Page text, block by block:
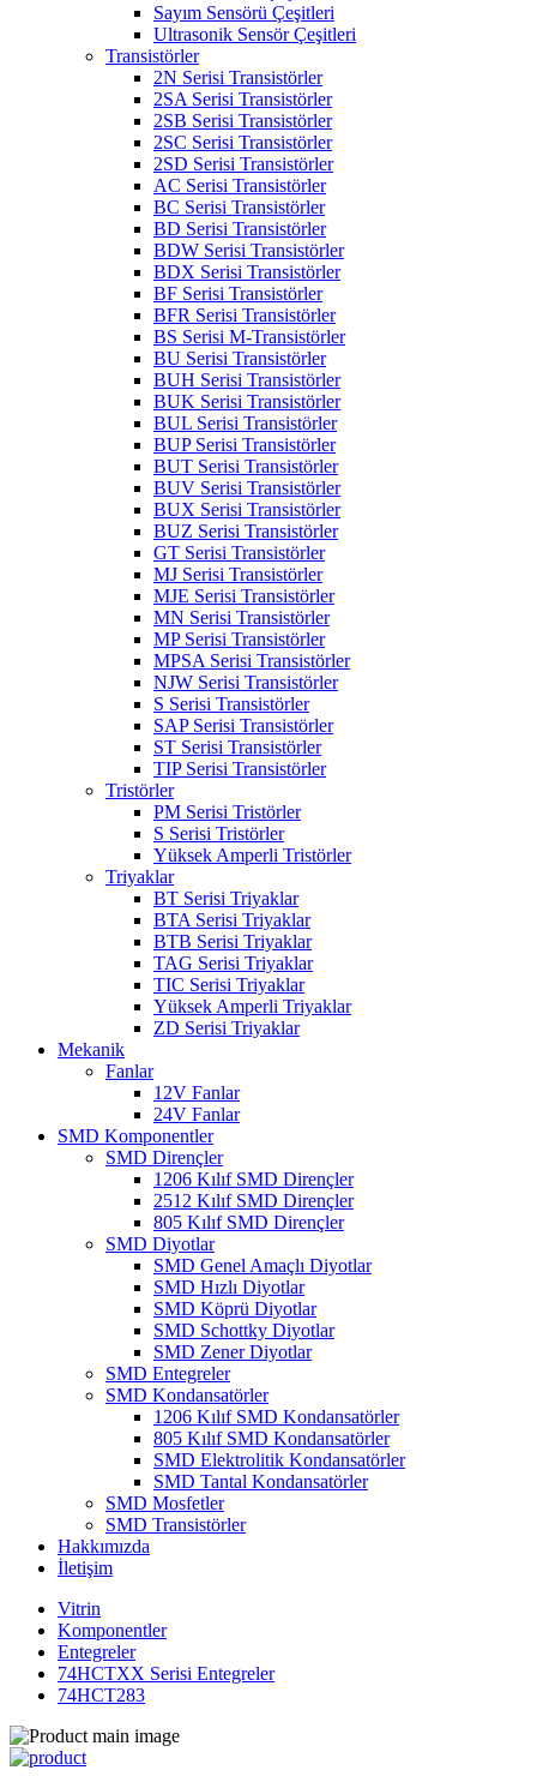
Sayım Sensörü Çeşitleri
Ultrasonik Sensör Çeşitleri
Transistörler
2N Serisi Transistörler
2SA Serisi Transistörler
2SB Serisi Transistörler
2SC Serisi Transistörler
2SD Serisi Transistörler
AC Serisi Transistörler
BC Serisi Transistörler
BD Serisi Transistörler
BDW Serisi Transistörler
BDX Serisi Transistörler
BF Serisi Transistörler
BFR Serisi Transistörler
BS Serisi M-Transistörler
BU Serisi Transistörler
BUH Serisi Transistörler
BUK Serisi Transistörler
BUL Serisi Transistörler
BUP Serisi Transistörler
BUT Serisi Transistörler
BUV Serisi Transistörler
BUX Serisi Transistörler
BUZ Serisi Transistörler
GT Serisi Transistörler
MJ Serisi Transistörler
MJE Serisi Transistörler
MN Serisi Transistörler
MP Serisi Transistörler
MPSA Serisi Transistörler
NJW Serisi Transistörler
S Serisi Transistörler
SAP Serisi Transistörler
ST Serisi Transistörler
TIP Serisi Transistörler
Tristörler
PM Serisi Tristörler
S Serisi Tristörler
Yüksek Amperli Tristörler
Triyaklar
BT Serisi Triyaklar
BTA Serisi Triyaklar
BTB Serisi Triyaklar
TAG Serisi Triyaklar
TIC Serisi Triyaklar
Yüksek Amperli Triyaklar
ZD Serisi Triyaklar
Mekanik
Fanlar
12V Fanlar
24V Fanlar
SMD Komponentler
SMD Dirençler
1206 Kılıf SMD Dirençler
2512 Kılıf SMD Dirençler
805 Kılıf SMD Dirençler
SMD Diyotlar
SMD Genel Amaçlı Diyotlar
SMD Hızlı Diyotlar
SMD Köprü Diyotlar
SMD Schottky Diyotlar
SMD Zener Diyotlar
SMD Entegreler
SMD Kondansatörler
1206 Kılıf SMD Kondansatörler
805 Kılıf SMD Kondansatörler
SMD Elektrolitik Kondansatörler
SMD Tantal Kondansatörler
SMD Mosfetler
SMD Transistörler
Hakkımızda
İletişim
Vitrin
Komponentler
Entegreler
74HCTXX Serisi Entegreler
74HCT283